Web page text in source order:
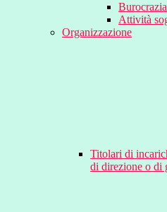
Attività
Organizzazione
Titolari di
di direzione o di